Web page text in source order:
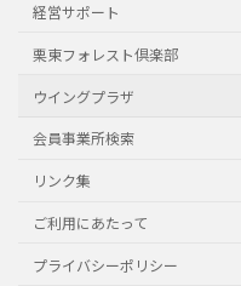
経営サポート
栗東フォレスト倶楽部
ウイングプラザ
会員事業所検索
リンク集
ご利用にあたって
プライバシーポリシー